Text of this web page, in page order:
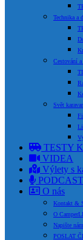
Technika a
Cestování
Svět
TESTY
VIDEA
Výlety s
O nás
Kontakt &
O
Napište nám
POSLAT